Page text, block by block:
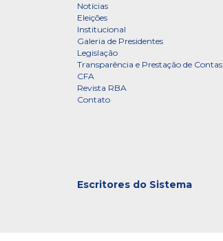
Notícias
Eleições
Institucional
Galeria de Presidentes
Legislação
Transparência e Prestação de Contas
CFA
Revista RBA
Contato
Escritores do Sistema